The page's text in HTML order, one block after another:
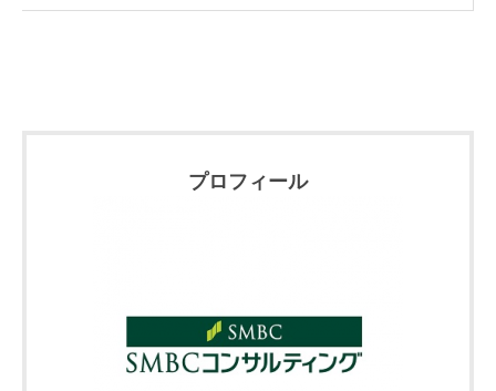
プロフィール